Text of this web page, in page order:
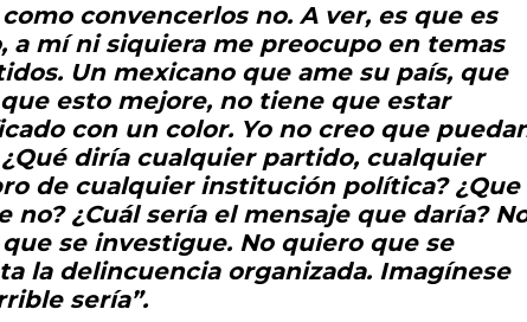
como convencerlos no. A ver, es que es
a mí ni siquiera me preocupo en temas
Un mexicano que ame su país, que
esto mejore, no tiene que estar
con un color. Yo no creo que
diría cualquier partido, cualquier
de cualquier institución política? ¿Que
no? ¿Cuál sería el mensaje que daría?
se investigue. No quiero que se
la delincuencia organizada. Imagínese
sería”.